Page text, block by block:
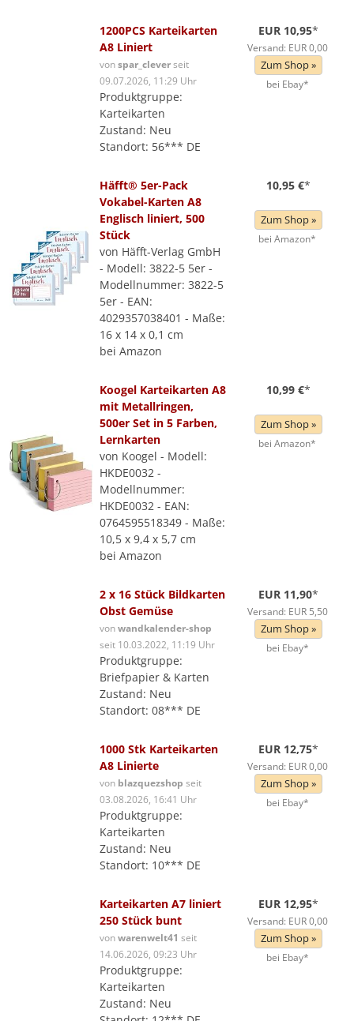
1200PCS Karteikarten
A8 Liniert
vonspar_cleverseit
09.07.2026, 11:29 Uhr
Produktgruppe:
Karteikarten
Zustand: Neu
Standort: 56*** DE
EUR 10,95*
Versand: EUR 0,00
Zum Shop »
bei Ebay*
Häfft® 5er-Pack
Vokabel-Karten A8
Englisch liniert, 500
Stück
von Häfft-Verlag GmbH
- Modell: 3822-5 5er -
Modellnummer: 3822-5
5er - EAN:
4029357038401 - Maße:
16 x 14 x 0,1 cm
bei Amazon
10,95 €*
Zum Shop »
bei Amazon*
Koogel Karteikarten A8
mit Metallringen,
500er Set in 5 Farben,
Lernkarten
von Koogel - Modell:
HKDE0032 -
Modellnummer:
HKDE0032 - EAN:
0764595518349 - Maße:
10,5 x 9,4 x 5,7 cm
bei Amazon
10,99 €*
Zum Shop »
bei Amazon*
2 x 16 Stück Bildkarten
Obst Gemüse
vonwandkalender-shop
seit 10.03.2022, 11:19 Uhr
Produktgruppe:
Briefpapier & Karten
Zustand: Neu
Standort: 08*** DE
EUR 11,90*
Versand: EUR 5,50
Zum Shop »
bei Ebay*
1000 Stk Karteikarten
A8 Linierte
von blazquezshop seit
03.08.2026, 16:41 Uhr
Produktgruppe:
Karteikarten
Zustand: Neu
Standort: 10*** DE
EUR 12,75*
Versand: EUR 0,00
Zum Shop »
bei Ebay*
Karteikarten A7 liniert
250 Stück bunt
vonwarenwelt41 seit
14.06.2026, 09:23 Uhr
Produktgruppe:
Karteikarten
Zustand: Neu
EUR 12,95*
Versand: EUR 0,00
Zum Shop »
bei Ebay*